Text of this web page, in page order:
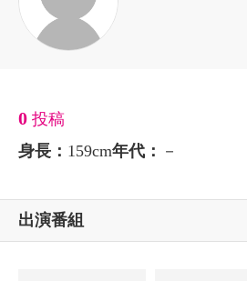
0 投稿
身長： 159cm年代： －
出演番組